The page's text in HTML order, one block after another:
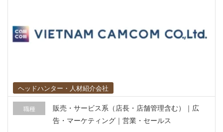
業務の進捗管理 ・日本人責任者(社長)への日常的
その他会社運営に関わる管理業務全般
ヘッドハンター・人材紹介会社
職種
販売・サービス系（店長・店舗管理含む）｜広
告・マーケティング｜営業・セールス